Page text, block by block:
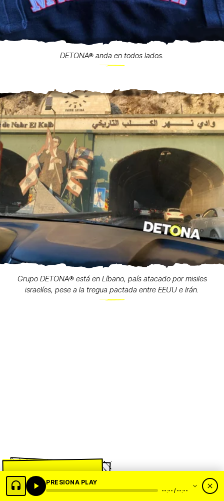
DETONA® anda en todos lados.
Grupo DETONA®️ está en Líbano, país atacado por misiles
israelíes, pese a la tregua pactada entre EEUU e Irán.
Sugerimos leer:
PRESIONA PLAY
--:-- / --:--